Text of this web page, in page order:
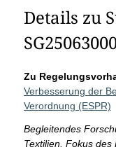
Details zu
Zu
Verbesserung der
Verordnung (ESPR)
Begleitendes
Textilien. Fokus